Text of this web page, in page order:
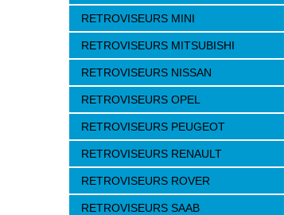
RETROVISEURS MINI
RETROVISEURS MITSUBISHI
RETROVISEURS NISSAN
RETROVISEURS OPEL
RETROVISEURS PEUGEOT
RETROVISEURS RENAULT
RETROVISEURS ROVER
RETROVISEURS SAAB